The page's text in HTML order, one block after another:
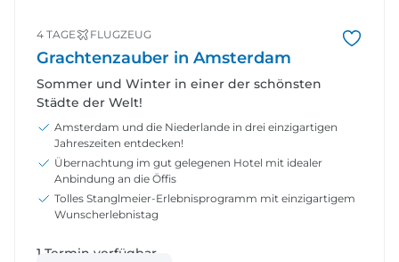
4 TAGE FLUGZEUG
Grachtenzauber in Amsterdam
Sommer und Winter in einer der schönsten
Städte der Welt!
Amsterdam und die Niederlande in drei einzigartigen
Jahreszeiten entdecken!
Übernachtung im gut gelegenen Hotel mit idealer
Anbindung an die Öffis
Tolles Stanglmeier-Erlebnisprogramm mit einzigartigem
Wunscherlebnistag
1 Termin verfügbar